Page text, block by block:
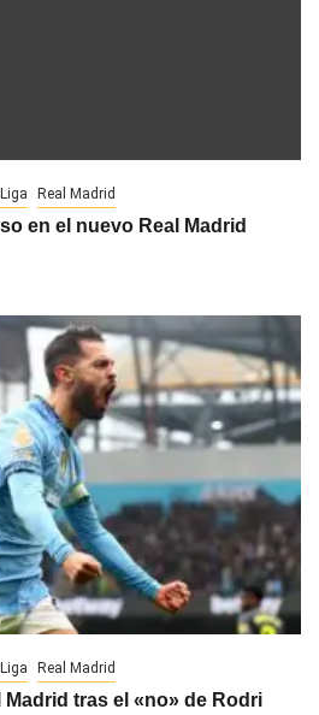
Real Madrid
en el nuevo Real Madrid
Real Madrid
tras el «no» de Rodri